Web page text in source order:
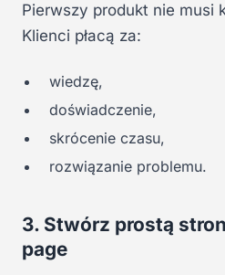
Pierwszy produkt nie musi
Klienci płacą za:
wiedzę,
doświadczenie,
skrócenie czasu,
rozwiązanie problemu.
3. Stwórz prostą
page